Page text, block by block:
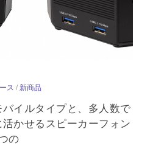
ス / 新商品
イルタイプと、多人数で
かせるスピーカーフォン
の